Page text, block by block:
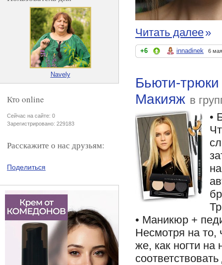
Читать далее»
+6 innadinek 6
Бьюти-
Макияж в
•
• Маникюр +
Несмотря на то,
же, как ногти на
Navely
Кто online
Сейчас на сайте: 0
Зарегистрировано: 229183
Расскажите о нас друзьям:
Поделиться